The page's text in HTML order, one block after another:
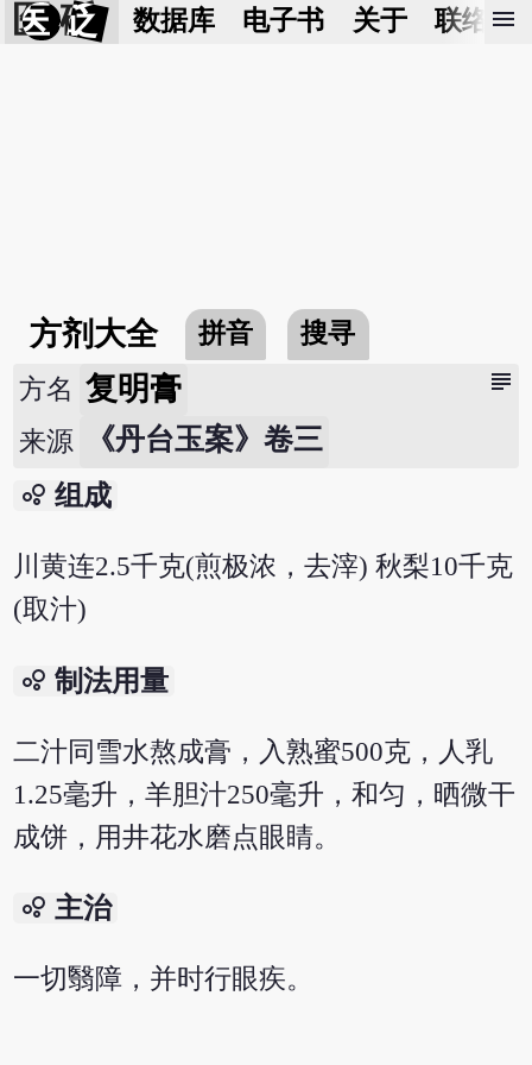
医 砭 数据库 电子书 关于 联络我
menu
方剂大全 拼音 搜寻
subject
方名 复明膏
来源 《丹台玉案》卷三
bubble_chart 组成
川黄连2.5千克(煎极浓，去滓) 秋梨10千克
(取汁)
bubble_chart 制法用量
二汁同雪水熬成膏，入熟蜜500克，人乳
1.25毫升，羊胆汁250毫升，和匀，晒微干
成饼，用井花水磨点眼睛。
bubble_chart 主治
一切翳障，并时行眼疾。